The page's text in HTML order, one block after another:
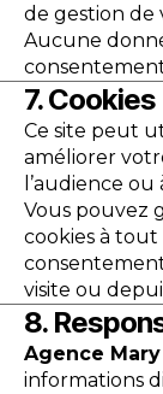
de gestion de
Aucune
7. Cookies
Ce site peut
améliorer
l’audience
Vous pouvez
cookies à
visite ou
8.
Agence Mary
informations